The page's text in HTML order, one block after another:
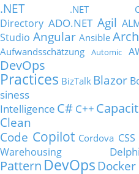
.NET .NET
Directory ADO.NET Agil
Studio Angular Ansible
Aufwandsschätzung Automic
DevOps
Practices BizTalk Blazor
siness
Intelligence C# C++
Clean
Code Copilot Cordova CSS
Warehousing
Delphi
Pattern DevOps Docker